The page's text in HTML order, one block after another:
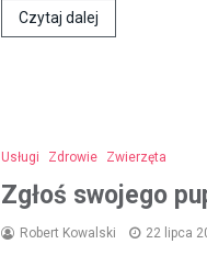
Czytaj dalej
Usługi Zdrowie Zwierzęta
Zgłoś swojego
Robert Kowalski 22 lipca